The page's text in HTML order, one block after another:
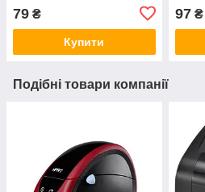
79 ₴
Купити
97₴
Подібні товари компанії